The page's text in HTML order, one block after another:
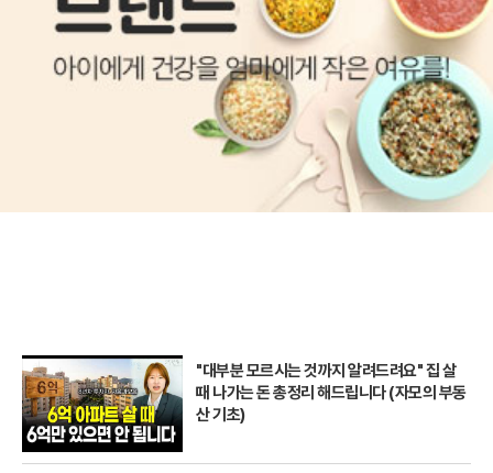
"대부분 모르시는 것까지 알려드려요" 집 살
때 나가는 돈 총정리 해드립니다 (자모의 부동
산 기초)